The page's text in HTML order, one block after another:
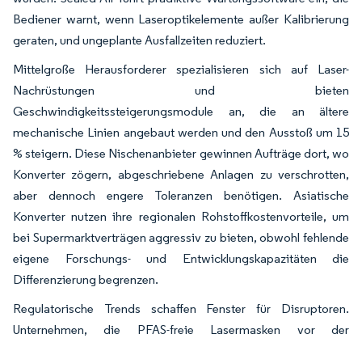
Bediener warnt, wenn Laseroptikelemente außer Kalibrierung
geraten, und ungeplante Ausfallzeiten reduziert.
Mittelgroße Herausforderer spezialisieren sich auf Laser-
Nachrüstungen und bieten
Geschwindigkeitssteigerungsmodule an, die an ältere
mechanische Linien angebaut werden und den Ausstoß um 15
% steigern. Diese Nischenanbieter gewinnen Aufträge dort, wo
Konverter zögern, abgeschriebene Anlagen zu verschrotten,
aber dennoch engere Toleranzen benötigen. Asiatische
Konverter nutzen ihre regionalen Rohstoffkostenvorteile, um
bei Supermarktverträgen aggressiv zu bieten, obwohl fehlende
eigene Forschungs- und Entwicklungskapazitäten die
Differenzierung begrenzen.
Regulatorische Trends schaffen Fenster für Disruptoren.
Unternehmen, die PFAS-freie Lasermasken vor der